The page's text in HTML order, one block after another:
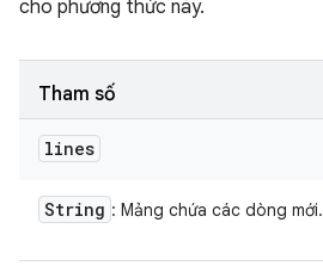
cho phương thức này.
Tham số
lines
String : Mảng chứa các dòng mới.